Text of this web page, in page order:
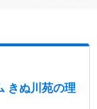
きぬ川苑の理